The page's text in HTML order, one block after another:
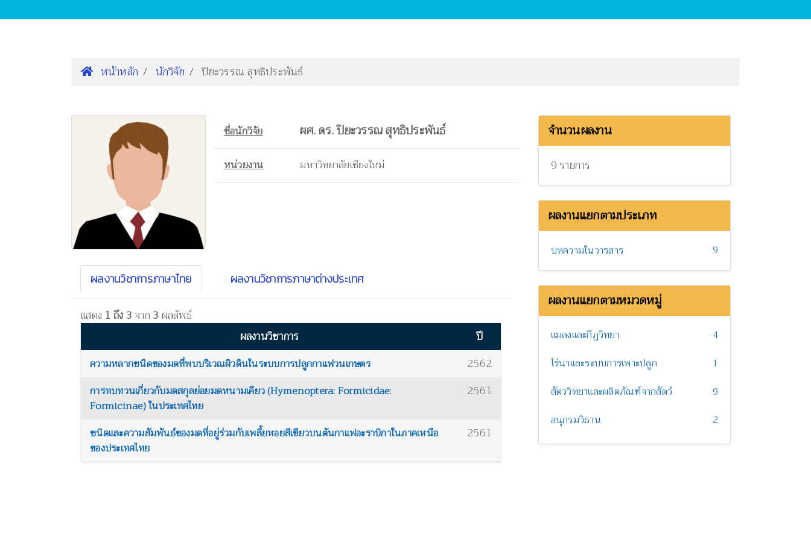
หน้าหลัก นักวิจัย ปิยะวรรณ สุทธิประพันธ์
ชื่อนักวิจัย ผศ. ดร. ปิยะวรรณ สุทธิประพันธ์
หน่วยงาน มหาวิทยาลัยเชียงใหม่
ผลงานวิชาการภาษาไทย ผลงานวิชาการภาษาต่างประเทศ
แสดง 1 ถึง 3จาก3 ผลลัพธ์
ผลงานวิชาการ
ปี
ความหลากชนิดของมดที่พบบริเวณผิวดินในระบบการปลูกกาแฟวนเกษตร 2562
การทบทวนเกี่ยวกับมดสกุลย่อยมดหนามเคียว (Hymenoptera: Formicidae:
Formicinae) ในประเทศไทย
2561
ชนิดและความสัมพันธ์ของมดที่อยู่ร่วมกับเพลี้ยหอยสีเขียวบนต้นกาแฟอะราบิกาในภาคเหนือ
ของประเทศไทย
2561
จำนวนผลงาน
9 รายการ
ผลงานแยกตามประเภท
บทความในวารสาร 9
ผลงานแยกตามหมวดหมู่
แมลงและกีฏวิทยา
4
ไร่นาและระบบการเพาะปลูก
1
สัตววิทยาและผลิตภัณฑ์จากสัตว์
9
อนุกรมวิธาน
2